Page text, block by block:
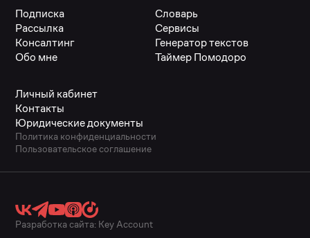
Подписка
Рассылка
Консалтинг
Обо мне
Словарь
Сервисы
Генератор текстов
Таймер Помодоро
Личный кабинет
Контакты
Юридические документы
Политика конфиденциальности
Пользовательское соглашение
Разработка сайта: Key Account